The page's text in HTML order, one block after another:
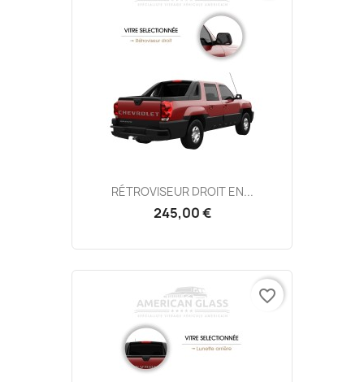
RÉTROVISEUR DROIT EN...
245,00 €
favorite_border